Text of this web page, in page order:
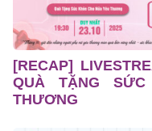
[RECAP]
QUÀ TẶNG
THƯƠNG